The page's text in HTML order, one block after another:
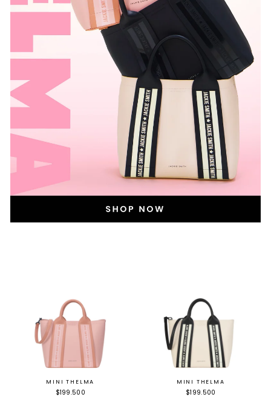
MINI THELMA
$199.500
MINI THELMA
$199.500